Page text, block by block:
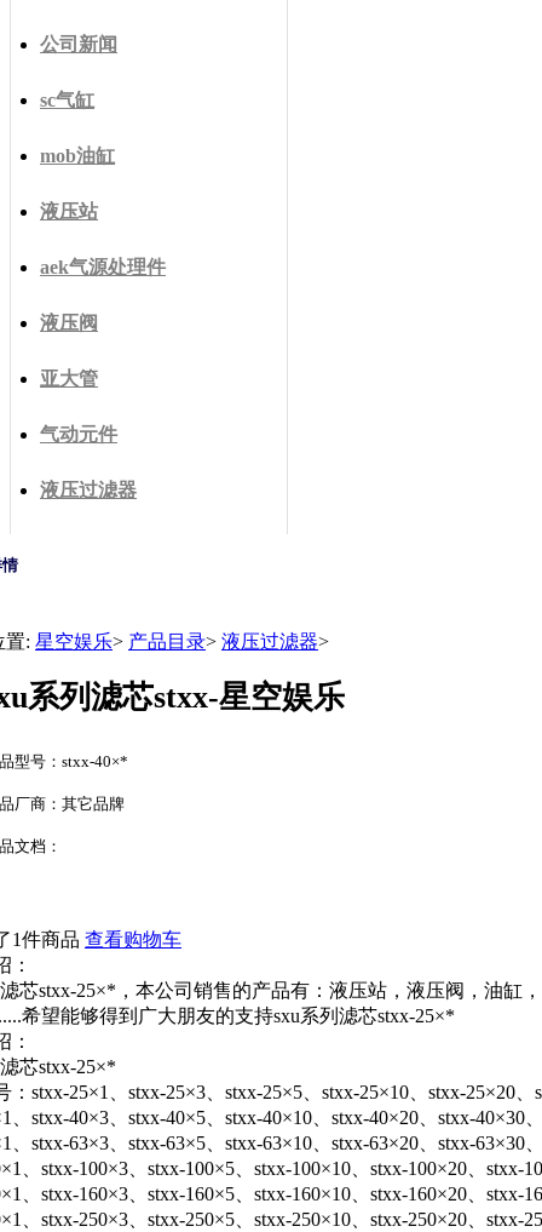
公司新闻
sc气缸
mob油缸
液压站
aek气源处理件
液压阀
亚大管
气动元件
液压过滤器
置: 星空娱乐> 产品目录> 液压过滤器>
系列滤芯stxx-星空娱乐
型号：stxx-40×*
厂商：其它品牌
文档：
1件商品 查看购物车
：
芯stxx-25×*，本公司销售的产品有：液压站，液压阀，油缸
希望能够得到广大朋友的支持sxu系列滤芯stxx-25×*
：
芯stxx-25×*
：stxx-25×1、stxx-25×3、stxx-25×5、stxx-25×10、stxx-25×20、
、stxx-40×3、stxx-40×5、stxx-40×10、stxx-40×20、stxx-40×30
、stxx-63×3、stxx-63×5、stxx-63×10、stxx-63×20、stxx-63×30
、stxx-100×3、stxx-100×5、stxx-100×10、stxx-100×20、stxx-
、stxx-160×3、stxx-160×5、stxx-160×10、stxx-160×20、stxx-
、stxx-250×3、stxx-250×5、stxx-250×10、stxx-250×20、stxx-